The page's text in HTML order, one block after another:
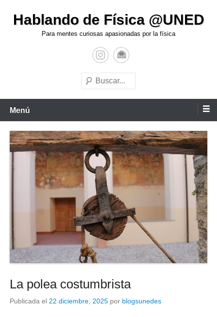
Hablando de Física @UNED
Para mentes curiosas apasionadas por la física
Menú
La polea costumbrista
Publicada el 22 diciembre, 2025 por blogsunedes